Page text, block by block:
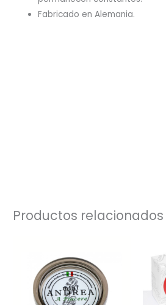
Fabricado en Alemania.
Productos relacionados